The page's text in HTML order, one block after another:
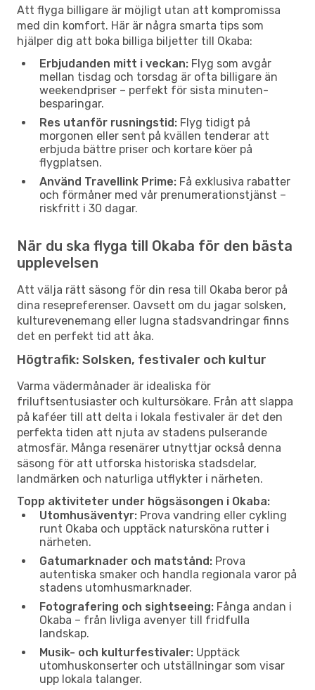
Att flyga billigare är möjligt utan att kompromissa
med din komfort. Här är några smarta tips som
hjälper dig att boka billiga biljetter till Okaba:
Erbjudanden mitt i veckan: Flyg som avgår
mellan tisdag och torsdag är ofta billigare än
weekendpriser – perfekt för sista minuten-
besparingar.
Res utanför rusningstid: Flyg tidigt på
morgonen eller sent på kvällen tenderar att
erbjuda bättre priser och kortare köer på
flygplatsen.
Använd Travellink Prime: Få exklusiva rabatter
och förmåner med vår prenumerationstjänst –
riskfritt i 30 dagar.
När du ska flyga till Okaba för den bästa
upplevelsen
Att välja rätt säsong för din resa till Okaba beror på
dina resepreferenser. Oavsett om du jagar solsken,
kulturevenemang eller lugna stadsvandringar finns
det en perfekt tid att åka.
Högtrafik: Solsken, festivaler och kultur
Varma vädermånader är idealiska för
friluftsentusiaster och kultursökare. Från att slappa
på kaféer till att delta i lokala festivaler är det den
perfekta tiden att njuta av stadens pulserande
atmosfär. Många resenärer utnyttjar också denna
säsong för att utforska historiska stadsdelar,
landmärken och naturliga utflykter i närheten.
Topp aktiviteter under högsäsongen i Okaba:
Utomhusäventyr: Prova vandring eller cykling
runt Okaba och upptäck natursköna rutter i
närheten.
Gatumarknader och matstånd: Prova
autentiska smaker och handla regionala varor på
stadens utomhusmarknader.
Fotografering och sightseeing: Fånga andan i
Okaba – från livliga avenyer till fridfulla
landskap.
Musik- och kulturfestivaler: Upptäck
utomhuskonserter och utställningar som visar
upp lokala talanger.